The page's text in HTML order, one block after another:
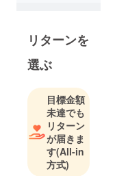
リターンを
選ぶ
目標金額
未達でも
リターン
が届きま
す(All-in
方式)